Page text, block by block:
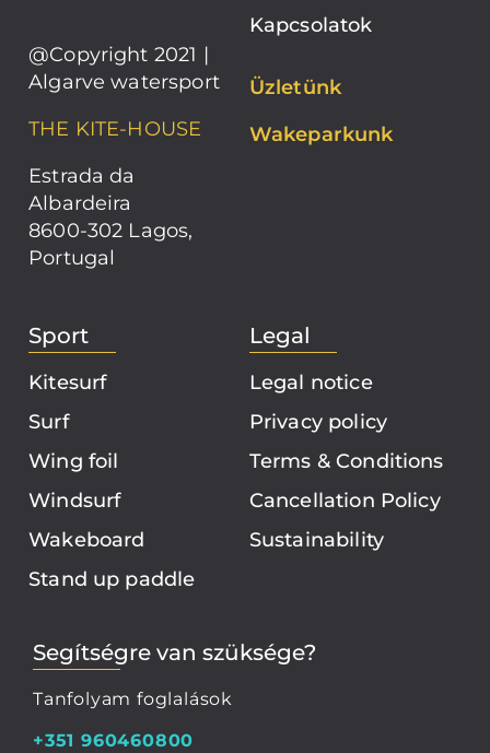
@Copyright 2021 |
Algarve watersport
THE KITE-HOUSE
Estrada da
Albardeira
8600-302 Lagos,
Portugal
Kapcsolatok
Üzletünk
Wakeparkunk
Sport
Kitesurf
Surf
Wing foil
Windsurf
Wakeboard
Stand up paddle
Legal
Legal notice
Privacy policy
Terms & Conditions
Cancellation Policy
Sustainability
Segítségre van szüksége?
Tanfolyam foglalások
+351 960460800